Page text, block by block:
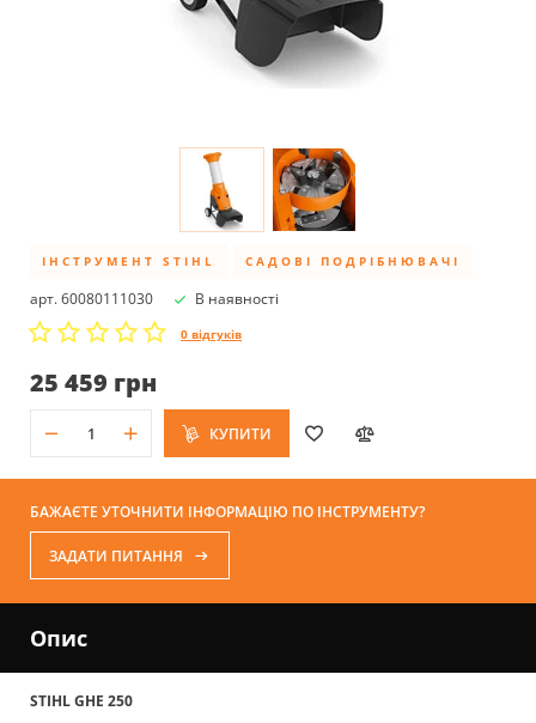
ІНСТРУМЕНТ STIHL САДОВІ ПОДРІБНЮВАЧІ
арт. 60080111030 В наявності
0 відгуків
25 459 грн
КУПИТИ
БАЖАЄТЕ УТОЧНИТИ ІНФОРМАЦІЮ ПО ІНСТРУМЕНТУ?
ЗАДАТИ ПИТАННЯ
Опис
STIHL GHE 250